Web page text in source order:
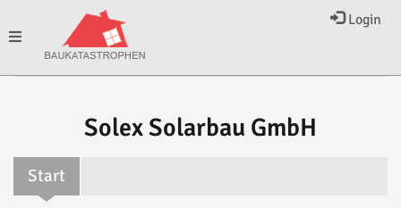
Login
Toggle
Solex Solarbau GmbH
Start